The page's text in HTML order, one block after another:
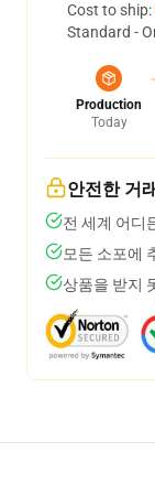
Cost to ship:
Standard -
Production
Today
안전한 거
전 세계 어디
모든 소포에
상품을 받지